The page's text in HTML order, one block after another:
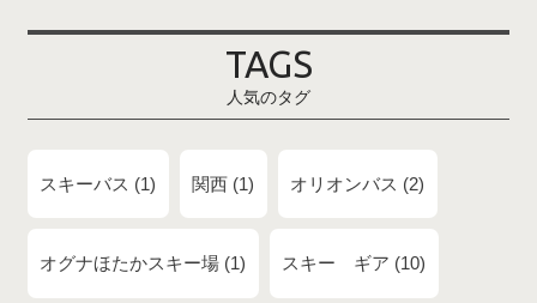
TAGS
人気のタグ
スキーバス 1 関西 1 オリオンバス 2
オグナほたかスキー場 1 スキー ギア 10